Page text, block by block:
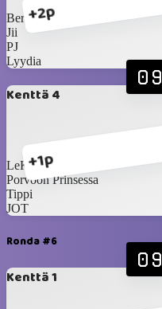
+2p
Bergstri
Jii
PJ
Lyydia
Kenttä 4
+1p
09
LeKa
Porvoon Prinsessa
Tippi
JOT
Ronda #6
Kenttä 1
09